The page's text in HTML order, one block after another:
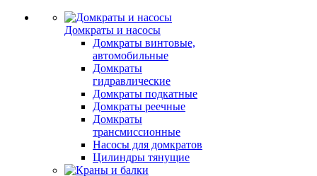
Домкраты и насосы
Домкраты винтовые,
автомобильные
Домкраты
гидравлические
Домкраты подкатные
Домкраты реечные
Домкраты
трансмиссионные
Насосы для домкратов
Цилиндры тянущие